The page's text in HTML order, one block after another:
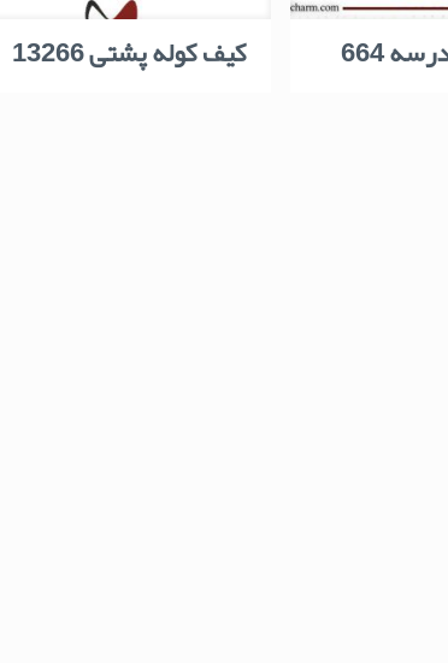
664 کیف کوله پشتی 13266